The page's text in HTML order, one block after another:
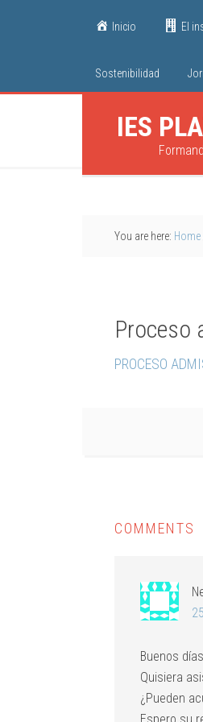
Inicio El
Sostenibilidad
IES
You are here: Home
Proceso
PROCESO
COMMENTS
Buenos
Quisiera
¿Pueden